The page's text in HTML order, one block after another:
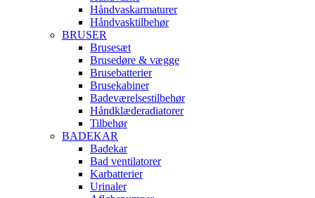
Håndvaskarmaturer
Håndvasktilbehør
BRUSER
Brusesæt
Brusedøre & vægge
Brusebatterier
Brusekabiner
Badeværelsestilbehør
Håndklæderadiatorer
Tilbehør
BADEKAR
Badekar
Bad ventilatorer
Karbatterier
Urinaler